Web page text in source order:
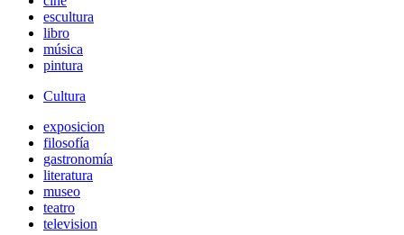
escultura
libro
música
pintura
Cultura
exposicion
filosofía
gastronomía
literatura
museo
teatro
television